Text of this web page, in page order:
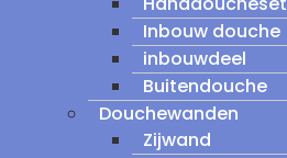
Inbouw douche
inbouwdeel
Buitendouche
Douchewanden
Zijwand